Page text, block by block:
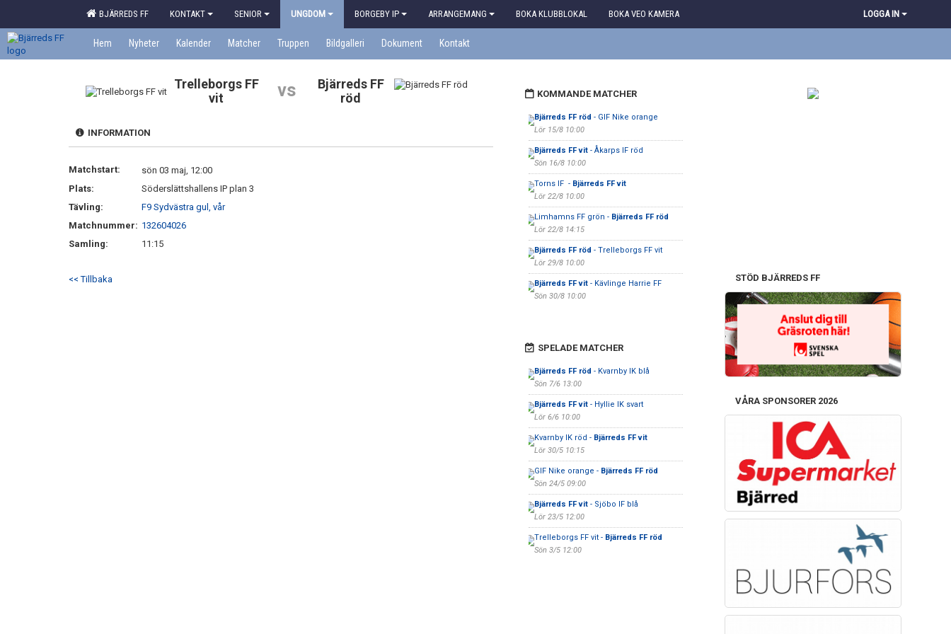
BJÄRREDS FF KONTAKT SENIOR UNGDOM BORGEBY IP ARRANGEMANG BOKA KLUBBLOKAL BOKA VEO KAMERA LOGGA IN
Hem Nyheter Kalender Matcher Truppen Bildgalleri Dokument Kontakt
Trelleborgs FF
vit
vs
Bjärreds FF
röd
INFORMATION
Matchstart:
sön 03 maj, 12:00
Plats:
Söderslättshallens IP plan 3
Tävling:
F9 Sydvästra gul, vår
Matchnummer: 132604026
Samling:
11:15
<< Tillbaka
KOMMANDE MATCHER
Bjärreds FF röd - GIF Nike orange
Lör 15/8 10:00
Bjärreds FF vit- Åkarps IF röd
Sön 16/8 10:00
Torns IF - Bjärreds FF vit
Lör 22/8 10:00
Limhamns FF grön - Bjärreds FF röd
Lör 22/8 14:15
Bjärreds FF röd - Trelleborgs FF vit
Lör 29/8 10:00
Bjärreds FF vit- Kävlinge Harrie FF
Sön 30/8 10:00
SPELADE MATCHER
Bjärreds FF röd - Kvarnby IK blå
Sön 7/6 13:00
Bjärreds FF vit- Hyllie IK svart
Lör 6/6 10:00
Kvarnby IK röd - Bjärreds FF vit
Lör 30/5 10:15
GIF Nike orange - Bjärreds FF röd
Sön 24/5 09:00
Bjärreds FF vit- Sjöbo IF blå
Lör 23/5 12:00
Trelleborgs FF vit - Bjärreds FF röd
Sön 3/5 12:00
STÖD BJÄRREDS FF
VÅRA SPONSORER 2026